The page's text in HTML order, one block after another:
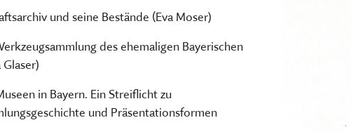
und seine Bestände (Eva Moser)
des ehemaligen Bayerischen
in Bayern. Ein Streiflicht zu
und Präsentationsformen